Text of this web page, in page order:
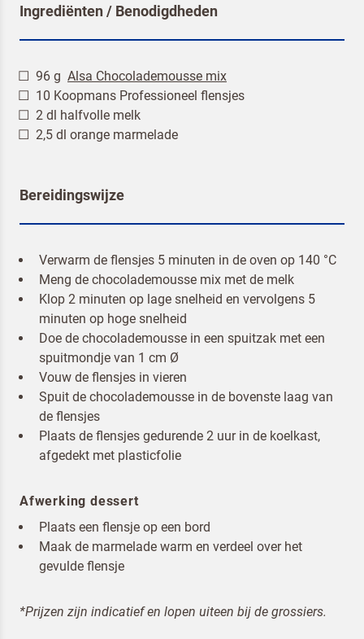
Ingrediënten / Benodigdheden
96 g Alsa Chocolademousse mix
10 Koopmans Professioneel flensjes
2 dl halfvolle melk
2,5 dl orange marmelade
Bereidingswijze
Verwarm de flensjes 5 minuten in de oven op 140 °C
Meng de chocolademousse mix met de melk
Klop 2 minuten op lage snelheid en vervolgens 5
minuten op hoge snelheid
Doe de chocolademousse in een spuitzak met een
spuitmondje van 1 cm Ø
Vouw de flensjes in vieren
Spuit de chocolademousse in de bovenste laag van
de flensjes
Plaats de flensjes gedurende 2 uur in de koelkast,
afgedekt met plasticfolie
Afwerking dessert
Plaats een flensje op een bord
Maak de marmelade warm en verdeel over het
gevulde flensje
*Prijzen zijn indicatief en lopen uiteen bij de grossiers.
Terugbelverzoek
afbeelding van de
Ik ben een horeca professional